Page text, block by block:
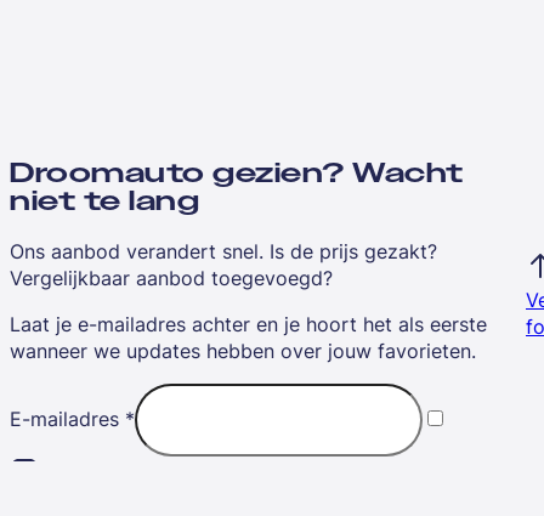
Droomauto gezien? Wacht
niet te lang
Ons aanbod verandert snel. Is de prijs gezakt?
Vergelijkbaar aanbod toegevoegd?
Laat je e-mailadres achter en je hoort het als eerste
wanneer we updates hebben over jouw favorieten.
E-mailadres *